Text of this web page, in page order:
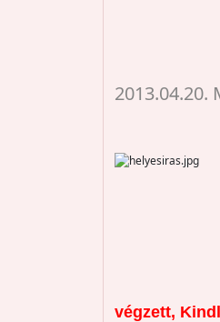
végzett,